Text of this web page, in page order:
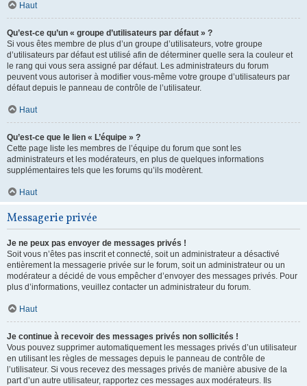
Haut
Qu’est-ce qu’un « groupe d’utilisateurs par défaut » ?
Si vous êtes membre de plus d’un groupe d’utilisateurs, votre groupe
d’utilisateurs par défaut est utilisé afin de déterminer quelle sera la couleur et
le rang qui vous sera assigné par défaut. Les administrateurs du forum
peuvent vous autoriser à modifier vous-même votre groupe d’utilisateurs par
défaut depuis le panneau de contrôle de l’utilisateur.
Haut
Qu’est-ce que le lien « L’équipe » ?
Cette page liste les membres de l’équipe du forum que sont les
administrateurs et les modérateurs, en plus de quelques informations
supplémentaires tels que les forums qu’ils modèrent.
Haut
Messagerie privée
Je ne peux pas envoyer de messages privés !
Soit vous n’êtes pas inscrit et connecté, soit un administrateur a désactivé
entièrement la messagerie privée sur le forum, soit un administrateur ou un
modérateur a décidé de vous empêcher d’envoyer des messages privés. Pour
plus d’informations, veuillez contacter un administrateur du forum.
Haut
Je continue à recevoir des messages privés non sollicités !
Vous pouvez supprimer automatiquement les messages privés d’un utilisateur
en utilisant les règles de messages depuis le panneau de contrôle de
l’utilisateur. Si vous recevez des messages privés de manière abusive de la
part d’un autre utilisateur, rapportez ces messages aux modérateurs. Ils